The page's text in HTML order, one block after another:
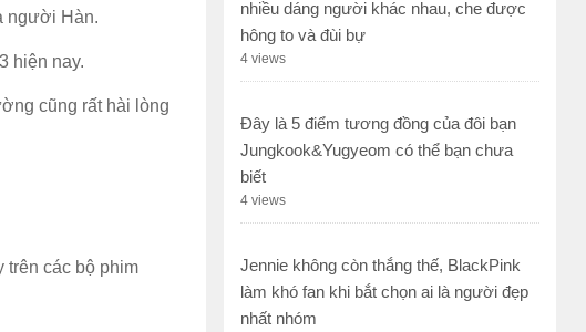
người Hàn.
hiện nay.
cũng rất hài lòng
trên các bộ phim
nhiều dáng người khác nhau, che được
hông to và đùi bự
4 views
Đây là 5 điểm tương đồng của đôi bạn
Jungkook&Yugyeom có thể bạn chưa
biết
4 views
Jennie không còn thắng thế, BlackPink
làm khó fan khi bắt chọn ai là người đẹp
nhất nhóm